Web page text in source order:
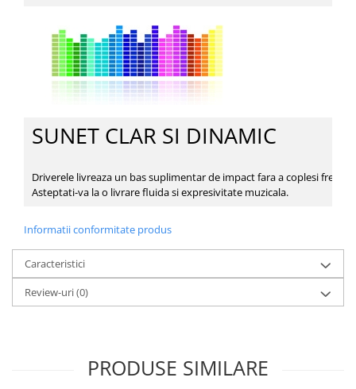
SUNET CLAR SI DINAMIC
Driverele livreaza un bas suplimentar de impact fara a coplesi
Asteptati-va la o livrare fluida si expresivitate muzicala.
Informatii conformitate produs
Caracteristici
Review-uri(0)
PRODUSE SIMILARE